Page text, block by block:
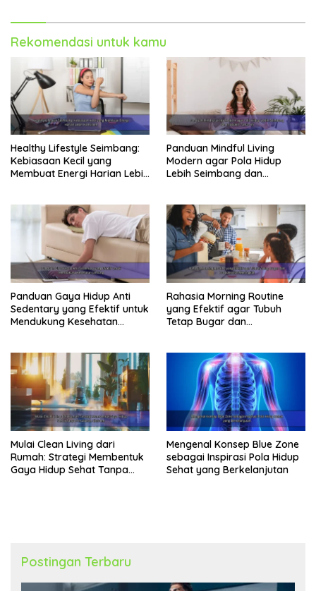
Rekomendasi untuk kamu
Healthy Lifestyle Seimbang:
Kebiasaan Kecil yang
Membuat Energi Harian Lebih
Panduan Mindful Living
Modern agar Pola Hidup
Lebih Seimbang dan
Panduan Gaya Hidup Anti
Sedentary yang Efektif untuk
Mendukung Kesehatan
Rahasia Morning Routine
yang Efektif agar Tubuh
Tetap Bugar dan
Mulai Clean Living dari
Rumah: Strategi Membentuk
Gaya Hidup Sehat Tanpa
Mengenal Konsep Blue Zone
sebagai Inspirasi Pola Hidup
Sehat yang Berkelanjutan
Postingan Terbaru